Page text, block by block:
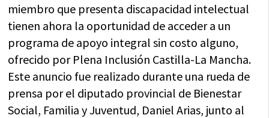
miembro que presenta discapacidad intelectual
tienen ahora la oportunidad de acceder a un
programa de apoyo integral sin costo alguno,
ofrecido por Plena Inclusión Castilla-La Mancha.
Este anuncio fue realizado durante una rueda de
prensa por el diputado provincial de Bienestar
Social, Familia y Juventud, Daniel Arias, junto al